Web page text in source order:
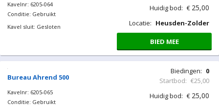
Kavelnr: 6205-064
Conditie: Gebruikt
Kavel sluit: Gesloten
Huidig bod: € 25,00
Locatie: Heusden-Zolder
BIED MEE
Bureau Ahrend 500
Kavelnr: 6205-065
Conditie: Gebruikt
Biedingen: 0
Startbod: €25,00
Huidig bod: € 25,00